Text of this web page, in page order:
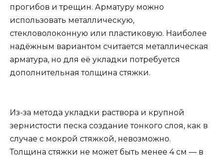
прогибов и трещин. Арматуру можно
использовать металлическую,
стекловолоконную или пластиковую. Наиболее
надёжным вариантом считается металлическая
арматура, но для её укладки потребуется
дополнительная толщина стяжки.
Из-за метода укладки раствора и крупной
зернистости песка создание тонкого слоя, как в
случае с мокрой стяжкой, невозможно.
Толщина стяжки не может быть менее 4 см — в